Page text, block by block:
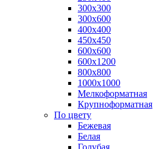
300х300
300х600
400х400
450х450
600х600
600х1200
800х800
1000х1000
Мелкоформатная
Крупноформатная
По цвету
Бежевая
Белая
Голубая